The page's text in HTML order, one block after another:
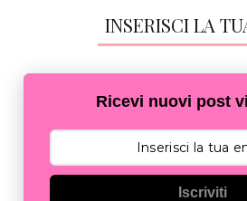
INSERISCI LA
Ricevi nuovi post
Iscriviti